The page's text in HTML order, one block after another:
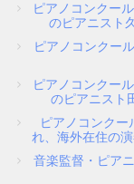
ピアノコンクー
のピアニスト
ピアノコンクー
ピアノコンクー
のピアニスト
ピアノコンクー
れ、海外在住の
音楽監督・ピア